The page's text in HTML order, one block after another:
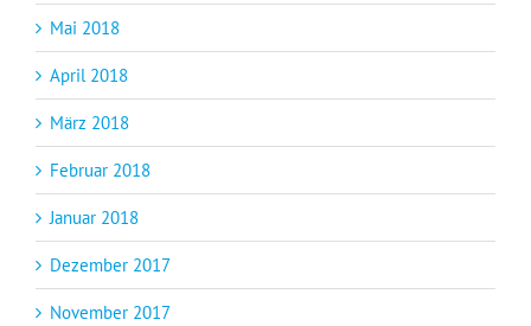
Mai 2018
April 2018
März 2018
Februar 2018
Januar 2018
Dezember 2017
November 2017